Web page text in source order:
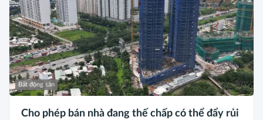
Bất động sản
Cho phép bán nhà đang thế chấp có thể đẩy rủi